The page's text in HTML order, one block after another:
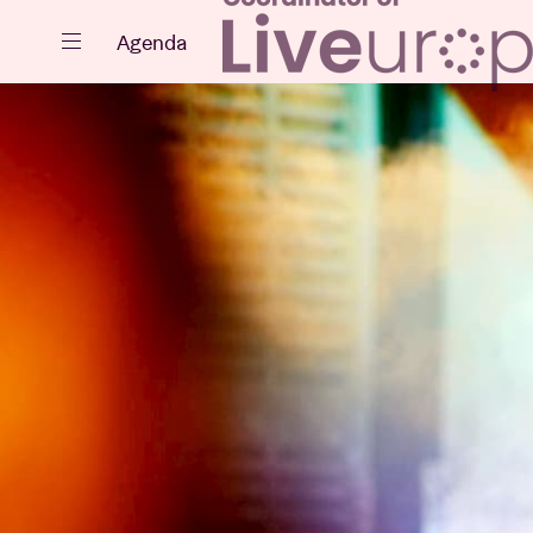
Fermer
Agenda
Projets
Actualités
Agenda